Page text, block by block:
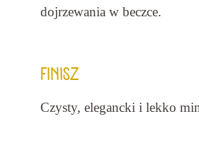
dojrzewania w beczce.
FINISZ
Czysty, elegancki i lekko